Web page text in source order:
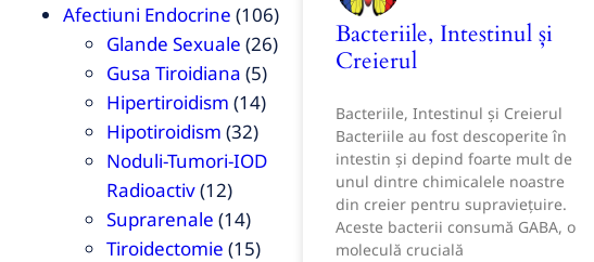
Afectiuni Endocrine (106)
Glande Sexuale (26)
Gusa Tiroidiana (5)
Hipertiroidism (14)
Hipotiroidism (32)
Noduli-Tumori-IOD
Radioactiv(12)
Suprarenale (14)
Tiroidectomie (15)
Bacteriile, Intestinul și
Creierul
Bacteriile, Intestinul și Creierul
Bacteriile au fost descoperite în
intestin și depind foarte mult de
unul dintre chimicalele noastre
din creier pentru supraviețuire.
Aceste bacterii consumă GABA, o
moleculă crucială